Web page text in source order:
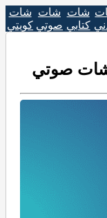
شات
كتابي
شات
صوتي
شات
كويتي
صوتي